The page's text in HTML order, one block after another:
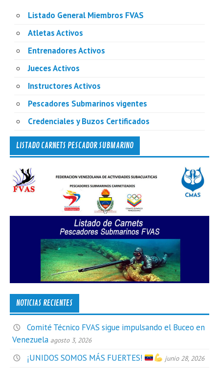
Listado General Miembros FVAS
Atletas Activos
Entrenadores Activos
Jueces Activos
Instructores Activos
Pescadores Submarinos vigentes
Credenciales y Buzos Certificados
LISTADO CARNETS PESCADOR SUBMARINO
NOTICIAS RECIENTES
Comité Técnico FVAS sigue impulsando el Buceo en
Venezuela agosto 3, 2026
¡UNIDOS SOMOS MÁS FUERTES! junio 28, 2026